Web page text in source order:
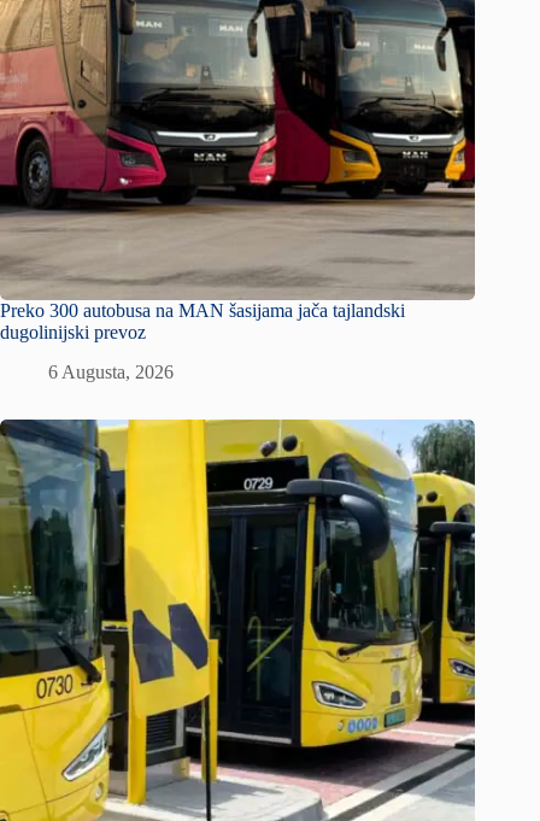
Preko 300 autobusa na MAN šasijama jača tajlandski
dugolinijski prevoz
6 Augusta, 2026